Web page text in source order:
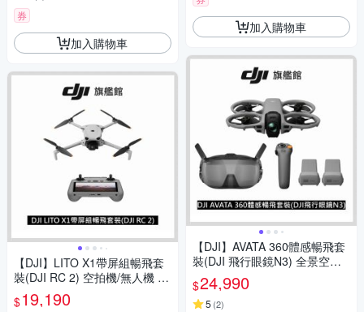
券
加入購物車
【DJI】LITO X1帶屏組暢飛套
裝(DJI RC 2) 空拍機/無人機 ｜
免註冊｜自帶內存
$19,190
加入購物車
【DJI】AVATA 360體感暢飛套
裝(DJI 飛行眼鏡N3) 全景空拍
機/無人機
$24,990
5 (2)